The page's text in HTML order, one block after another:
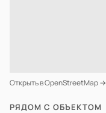
Открыть в OpenStreetMap →
РЯДОМ С ОБЪЕКТОМ